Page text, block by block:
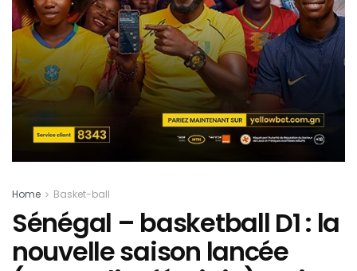
Home Basket-ball
Sénégal – basketball D1 : la
nouvelle saison lancée